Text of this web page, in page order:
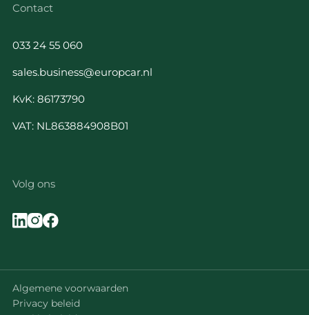
Contact
033 24 55 060
sales.business@europcar.nl
KvK: 86173790
VAT: NL863884908B01
Volg ons
Algemene voorwaarden
Privacy beleid